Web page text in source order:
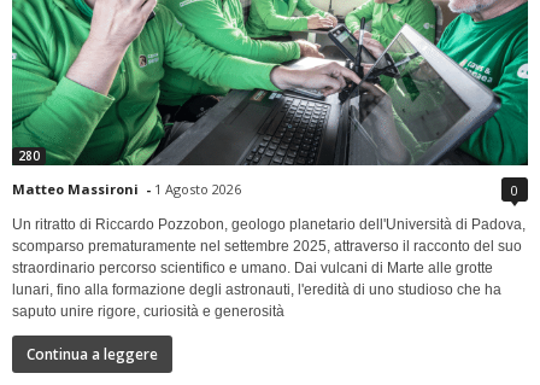
280
Matteo Massironi - 1 Agosto 2026 0
Un ritratto di Riccardo Pozzobon, geologo planetario dell'Università di Padova,
scomparso prematuramente nel settembre 2025, attraverso il racconto del suo
straordinario percorso scientifico e umano. Dai vulcani di Marte alle grotte
lunari, fino alla formazione degli astronauti, l'eredità di uno studioso che ha
saputo unire rigore, curiosità e generosità
Continua a leggere